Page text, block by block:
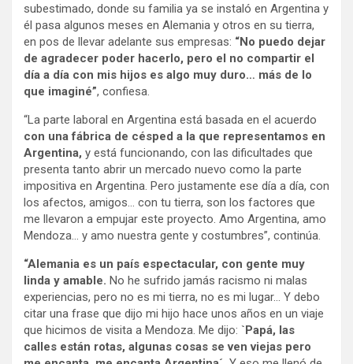
subestimado, donde su familia ya se instaló en Argentina y
él pasa algunos meses en Alemania y otros en su tierra,
en pos de llevar adelante sus empresas: “No puedo dejar
de agradecer poder hacerlo, pero el no compartir el
día a día con mis hijos es algo muy duro… más de lo
que imaginé”, confiesa.
“La parte laboral en Argentina está basada en el acuerdo
con una fábrica de césped a la que representamos en
Argentina, y está funcionando, con las dificultades que
presenta tanto abrir un mercado nuevo como la parte
impositiva en Argentina. Pero justamente ese día a día, con
los afectos, amigos… con tu tierra, son los factores que
me llevaron a empujar este proyecto. Amo Argentina, amo
Mendoza… y amo nuestra gente y costumbres”, continúa.
“Alemania es un país espectacular, con gente muy
linda y amable. No he sufrido jamás racismo ni malas
experiencias, pero no es mi tierra, no es mi lugar… Y debo
citar una frase que dijo mi hijo hace unos años en un viaje
que hicimos de visita a Mendoza. Me dijo: `Papá, las
calles están rotas, algunas cosas se ven viejas pero